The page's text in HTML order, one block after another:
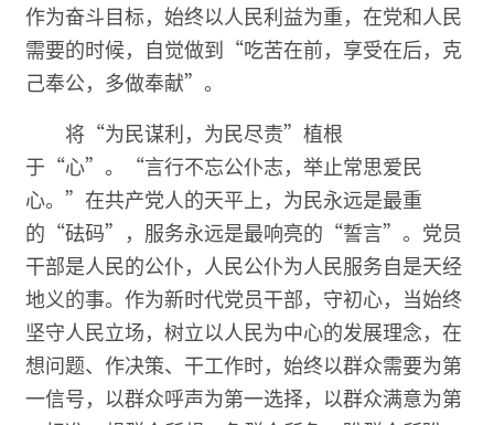
作为奋斗目标，始终以人民利益为重，在党和人民
需要的时候，自觉做到“吃苦在前，享受在后，克
己奉公，多做奉献”。
将“为民谋利，为民尽责”植根
于“心”。“言行不忘公仆志，举止常思爱民
心。”在共产党人的天平上，为民永远是最重
的“砝码”，服务永远是最响亮的“誓言”。党员
干部是人民的公仆，人民公仆为人民服务自是天经
地义的事。作为新时代党员干部，守初心，当始终
坚守人民立场，树立以人民为中心的发展理念，在
想问题、作决策、干工作时，始终以群众需要为第
一信号，以群众呼声为第一选择，以群众满意为第